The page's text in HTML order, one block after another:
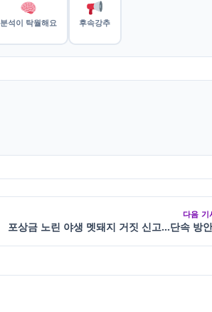
분석이 탁월해요 후속강추
다음
포상금 노린 야생 멧돼지 거짓 신고…단속 방